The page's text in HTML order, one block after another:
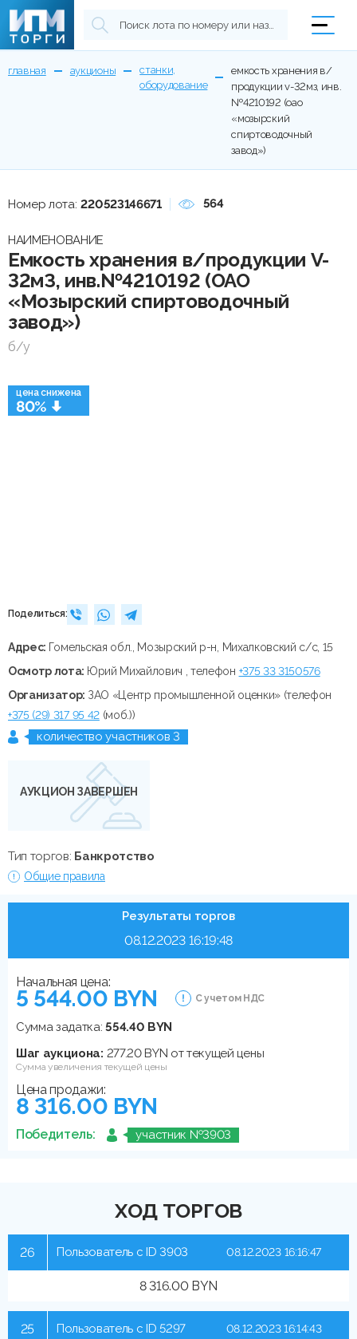
главная аукционы
станки,
оборудование
емкость хранения в/
продукции v-32мз, инв.
№4210192 (оао
«мозырский
спиртоводочный
завод»)
цена снижена
80%
Поделиться:
Номер лота: 220523146671 564
НАИМЕНОВАНИЕ
Емкость хранения в/продукции V-
32мЗ, инв.№4210192 (ОАО
«Мозырский спиртоводочный
завод»)
б/у
Адрес: Гомельская обл., Мозырский р-н, Михалковский с/с, 15
Осмотр лота: Юрий Михайлович , телефон +375 33 3150576
Организатор: ЗАО «Центр промышленной оценки» (телефон
+375 (29) 317 95 42(моб.))
количество участников 3
АУКЦИОН ЗАВЕРШЕН
Тип торгов: Банкротство
Общие правила
Результаты торгов
08.12.2023 16:19:48
Начальная цена:
5 544.00 BYN С учетом НДС
Сумма задатка:554.40 BYN
Шаг аукциона: 277.20 BYN от текущей цены
Сумма увеличения текущей цены
Цена продажи:
8 316.00 BYN
Победитель: участник №3903
ХОД ТОРГОВ
26 Пользователь с ID 3903
8 316.00 BYN
08.12.2023 16:16:47
25 Пользователь с ID 5297 08.12.2023 16:14:43